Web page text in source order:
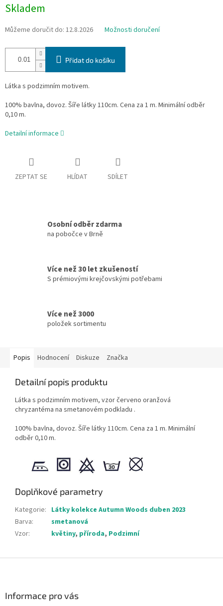
cena:
Skladem
Můžeme doručit do: 12.8.2026 Možnosti doručení
Přidat do košíku
Látka s podzimním motivem.
100% bavlna, dovoz. Šíře látky 110cm. Cena za 1 m. Minimální odběr
0,10 m.
Detailní informace
ZEPTAT SE HLÍDAT SDÍLET
Osobní odběr zdarma
na pobočce v Brně
Více než 30 let zkušeností
S prémiovými krejčovskými potřebami
Více než 3000
položek sortimentu
Popis Hodnocení Diskuze Značka
Detailní popis produktu
Látka s podzimním motivem, vzor červeno oranžová
chryzantéma na smetanovém podkladu .
100% bavlna, dovoz. Šíře látky 110cm. Cena za 1 m. Minimální
odběr 0,10 m.
Doplňkové parametry
Kategorie: Látky kolekce Autumn Woods duben 2023
Barva:
smetanová
Vzor: květiny, příroda, Podzimní
Informace pro vás